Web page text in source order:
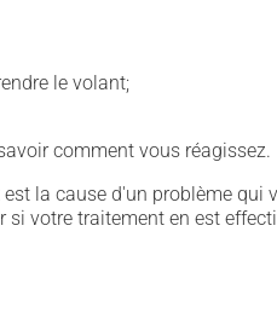
le volant;
comment vous réagissez.
la cause d'un problème
votre traitement en est